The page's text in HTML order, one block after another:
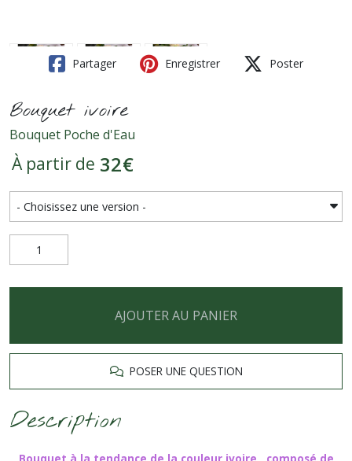
Partager Enregistrer Poster
Bouquet ivoire
Bouquet Poche d'Eau
À partir de 32€
AJOUTER AU PANIER
POSER UNE QUESTION
Description